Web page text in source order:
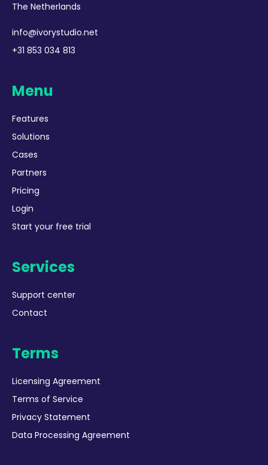
The Netherlands
info@ivorystudio.net
+31 853 034 813
Menu
Features
Solutions
Cases
Partners
Pricing
Login
Start your free trial
Services
Support center
Contact
Terms
Licensing Agreement
Terms of Service
Privacy Statement
Data Processing Agreement